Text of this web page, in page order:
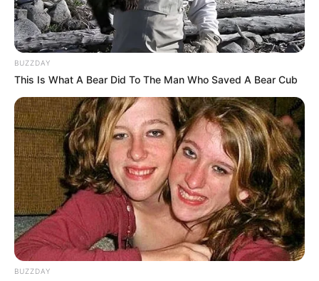
BUZZDAY
This Is What A Bear Did To The Man Who Saved A Bear Cub
BUZZDAY